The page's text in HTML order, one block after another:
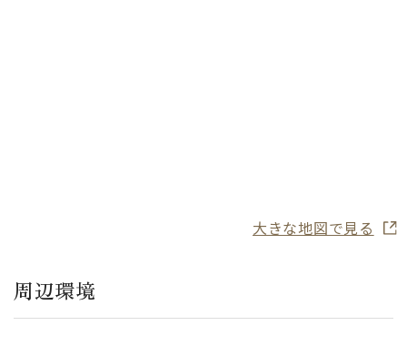
大きな地図で見る
周辺環境